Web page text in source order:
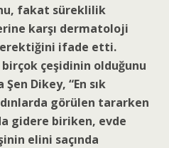
fakat süreklilik
karşı dermatoloji
ifade etti.
çeşidinin olduğunu
Dikey, “En sık
görülen tararken
gidere biriken, evde
elini saçında